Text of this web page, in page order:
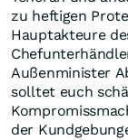
zu heftigen
Hauptakteure
Außenminister
solltet euch
der